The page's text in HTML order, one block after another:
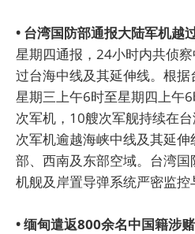
• 台湾国防部通报大陆军机越
星期四通报，24小时内共侦
过台海中线及其延伸线。根
星期三上午6时至星期四上午
次军机，10艘次军舰持续在
次军机逾越海峡中线及其延
部、西南及东部空域。台湾
机舰及岸置导弹系统严密监控
• 缅甸遣返800余名中国籍涉